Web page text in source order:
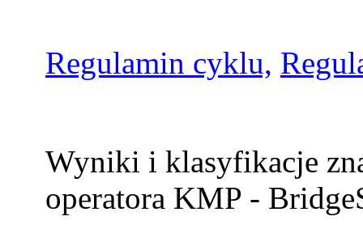
Regulamin cyklu,
Wyniki i klasyfikacje
operatora KMP -